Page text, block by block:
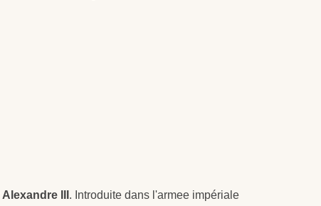
Alexandre III . Introduite dans l'armee impériale